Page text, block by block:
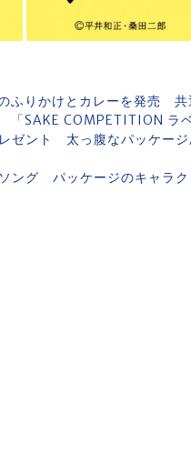
りかけとカレーを発売 共
SAKE COMPETITION ラ
ゼント 太っ腹なパッケー
ング パッケージのキャラ